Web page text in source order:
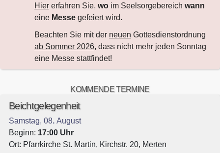
Hier erfahren Sie, wo im Seelsorgebereich wann
eine Messe gefeiert wird.
Beachten Sie mit der neuen Gottesdienstordnung
ab Sommer 2026, dass nicht mehr jeden Sonntag
eine Messe stattfindet!
KOMMENDE TERMINE
Beichtgelegenheit
Samstag, 08. August
Beginn: 17:00 Uhr
Ort: Pfarrkirche St. Martin, Kirchstr. 20, Merten